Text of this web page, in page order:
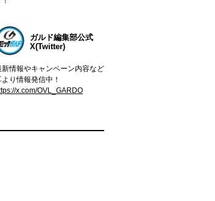
ガルド編集部公式
X(Twitter)
新情報やキャンペーン内容など
より情報発信中！
x.com/OVL_GARDO